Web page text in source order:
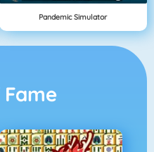
Pandemic Simulator
Fame